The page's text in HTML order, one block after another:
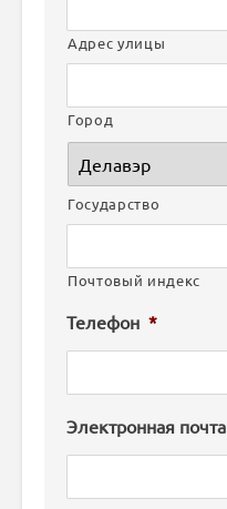
Адрес улицы
Город
Государство
Почтовый индекс
Телефон *
Электронная почта